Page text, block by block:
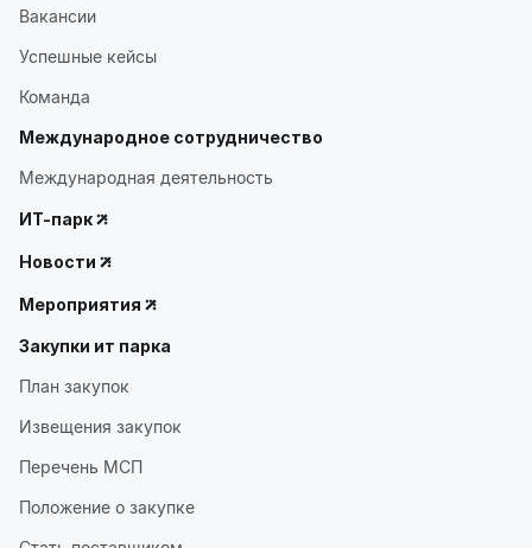
Вакансии
Успешные кейсы
Команда
Международное сотрудничество
Международная деятельность
ИТ-парк
Новости
Мероприятия
Закупки ит парка
План закупок
Извещения закупок
Перечень МСП
Положение о закупке